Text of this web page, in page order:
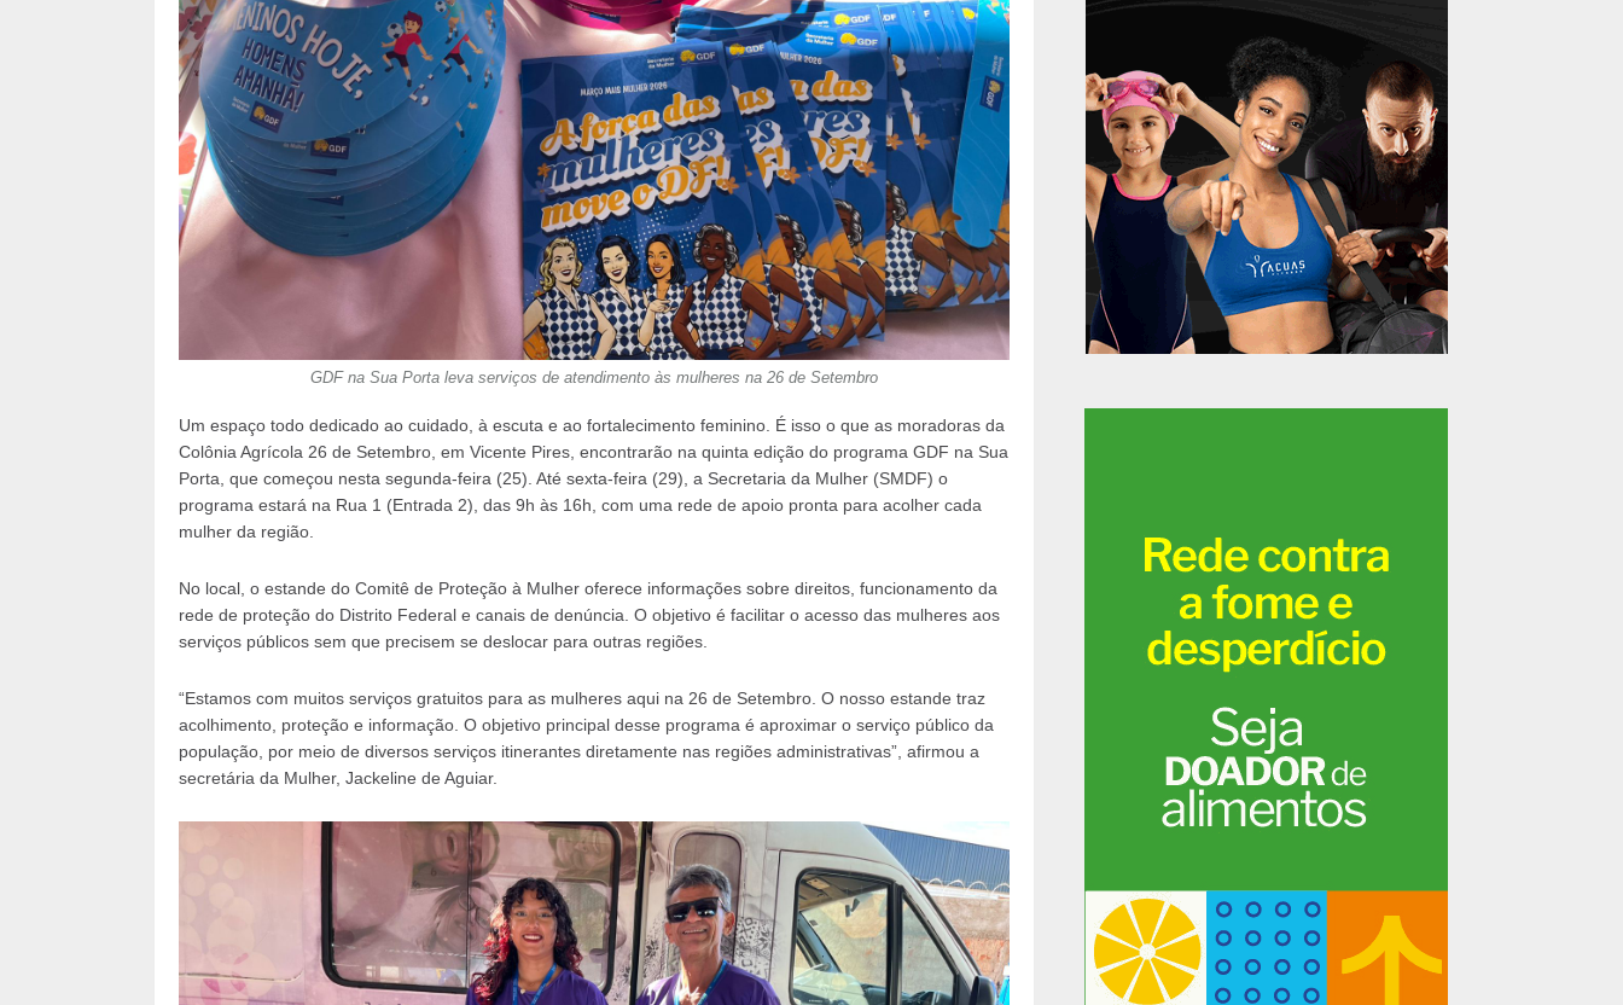
GDF na Sua Porta leva serviços de atendimento às mulheres na 26 de Setembro
Um espaço todo dedicado ao cuidado, à escuta e ao fortalecimento feminino. É isso o que as moradoras da
Colônia Agrícola 26 de Setembro, em Vicente Pires, encontrarão na quinta edição do programa GDF na Sua
Porta, que começou nesta segunda-feira (25). Até sexta-feira (29), a Secretaria da Mulher (SMDF) o
programa estará na Rua 1 (Entrada 2), das 9h às 16h, com uma rede de apoio pronta para acolher cada
mulher da região.
No local, o estande do Comitê de Proteção à Mulher oferece informações sobre direitos, funcionamento da
rede de proteção do Distrito Federal e canais de denúncia. O objetivo é facilitar o acesso das mulheres aos
serviços públicos sem que precisem se deslocar para outras regiões.
“Estamos com muitos serviços gratuitos para as mulheres aqui na 26 de Setembro. O nosso estande traz
acolhimento, proteção e informação. O objetivo principal desse programa é aproximar o serviço público da
população, por meio de diversos serviços itinerantes diretamente nas regiões administrativas”, afirmou a
secretária da Mulher, Jackeline de Aguiar.